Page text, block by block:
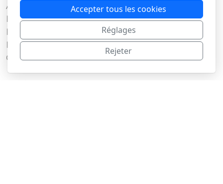
Accueil
Nos services
Nos clients
Nos offres
Contact
Accepter tous les cookies
Réglages
Rejeter